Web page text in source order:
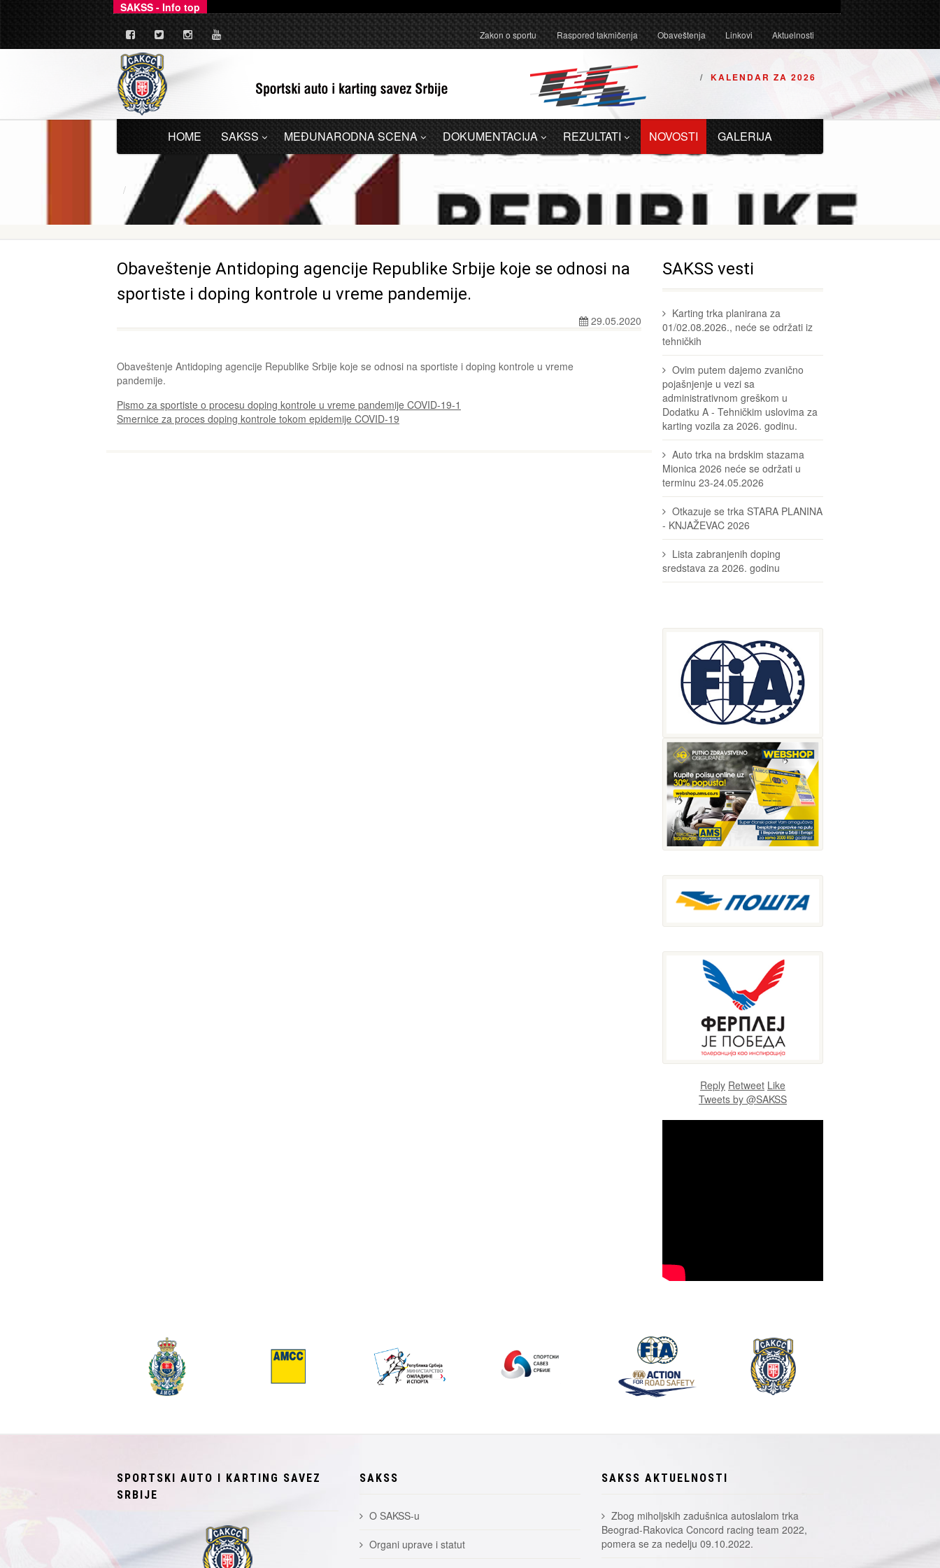
SAKSS - Info top
Zakon o sportu Raspored takmičenja Obaveštenja Linkovi Aktuelnosti
KALENDAR ZA 2026
HOME SAKSS MEĐUNARODNA SCENA DOKUMENTACIJA REZULTATI NOVOSTI GALERIJA
Obaveštenje Antidoping agencije Republike Srbije koje se odnosi na
sportiste i doping kontrole u vreme pandemije.
29.05.2020
Obaveštenje Antidoping agencije Republike Srbije koje se odnosi na sportiste i doping kontrole u vreme
pandemije.
Pismo za sportiste o procesu doping kontrole u vreme pandemije COVID-19-1
Smernice za proces doping kontrole tokom epidemije COVID-19
SAKSS vesti
Karting trka planirana za
01/02.08.2026., neće se održati iz
tehničkih
Ovim putem dajemo zvanično
pojašnjenje u vezi sa
administrativnom greškom u
Dodatku A - Tehničkim uslovima za
karting vozila za 2026. godinu.
Auto trka na brdskim stazama
Mionica 2026 neće se održati u
terminu 23-24.05.2026
Otkazuje se trka STARA PLANINA
- KNJAŽEVAC 2026
Lista zabranjenih doping
sredstava za 2026. godinu
Reply Retweet Like
Tweets by @SAKSS
SPORTSKI AUTO I KARTING SAVEZ
SRBIJE
SAKSS
O SAKSS-u
Organi uprave i statut
SAKSS AKTUELNOSTI
Zbog miholjskih zadušnica autoslalom trka
Beograd-Rakovica Concord racing team 2022,
pomera se za nedelju 09.10.2022.